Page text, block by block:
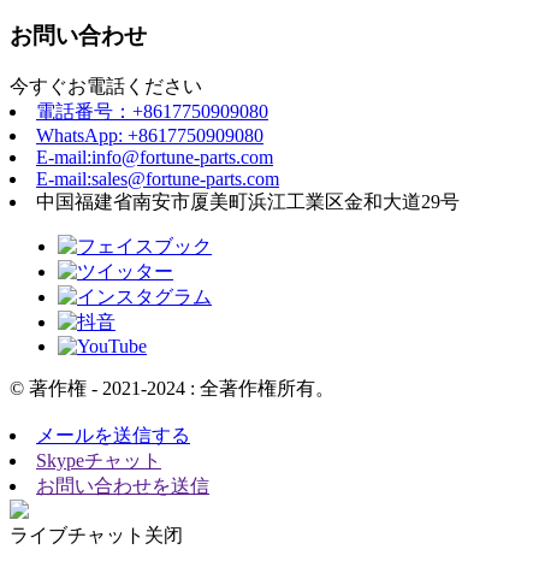
お問い合わせ
今すぐお電話ください
電話番号：+8617750909080
WhatsApp: +8617750909080
E-mail:info@fortune-parts.com
E-mail:sales@fortune-parts.com
中国福建省南安市厦美町浜江工業区金和大道29号
© 著作権 - 2021-2024 : 全著作権所有。
メールを送信する
Skypeチャット
お問い合わせを送信
ライブチャット 关闭